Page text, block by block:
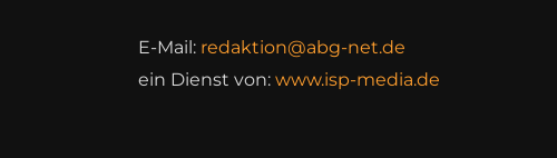
E-Mail: redaktion@abg-net.de
ein Dienst von: www.isp-media.de